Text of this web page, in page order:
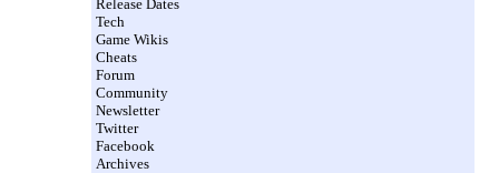
Release Dates
Tech
Game Wikis
Cheats
Forum
Community
Newsletter
Twitter
Facebook
Archives